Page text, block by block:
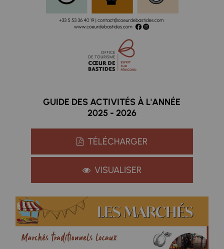
GUIDE DES ACTIVITÉS À L'ANNÉE
2025 - 2026
TÉLÉCHARGER
VISUALISER